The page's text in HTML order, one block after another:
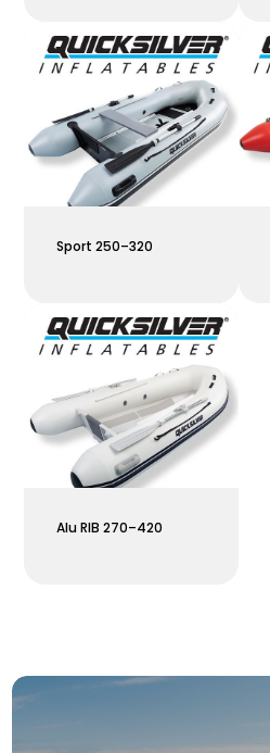
Sport 250–320
Alu RIB 270–420